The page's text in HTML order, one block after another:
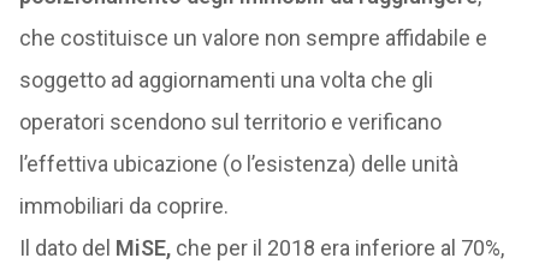
che costituisce un valore non sempre affidabile e
soggetto ad aggiornamenti una volta che gli
operatori scendono sul territorio e verificano
l’effettiva ubicazione (o l’esistenza) delle unità
immobiliari da coprire.
Il dato del MiSE,che per il 2018 era inferiore al 70%,